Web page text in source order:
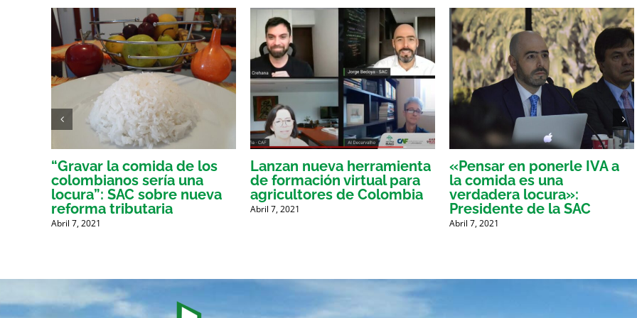
“Gravar la comida de los
colombianos sería una
locura”: SAC sobre nueva
reforma tributaria
Abril 7, 2021
Lanzan nueva herramienta
de formación virtual para
agricultores de Colombia
Abril 7, 2021
«Pensar en ponerle IVA a
la comida es una
verdadera locura»:
Presidente de la SAC
Abril 7, 2021